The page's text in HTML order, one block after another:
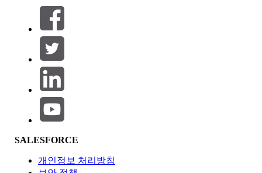
필터 (0)
필터 선택
제품 영역
기능 영향
SALESFORCE
개인정보 처리방침